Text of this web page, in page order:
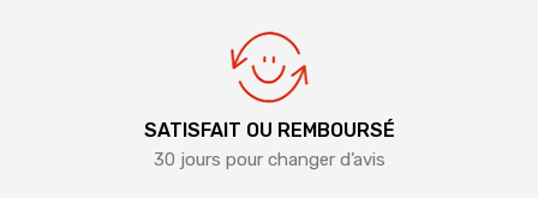
SATISFAIT OU REMBOURSÉ
30 jours pour changer d’avis